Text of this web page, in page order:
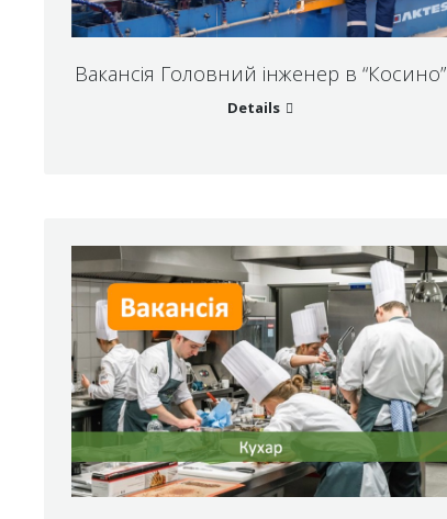
Вакансія Головний інженер в “Косино”
Details